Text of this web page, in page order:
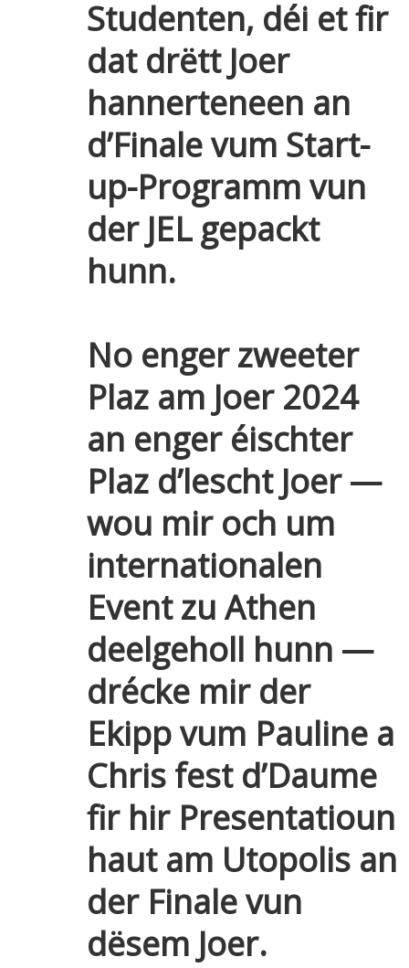
Studenten, déi et fir
dat drëtt Joer
hannerteneen an
d’Finale vum Start-
up-Programm vun
der JEL gepackt
hunn.
No enger zweeter
Plaz am Joer 2024
an enger éischter
Plaz d’lescht Joer —
wou mir och um
internationalen
Event zu Athen
deelgeholl hunn —
drécke mir der
Ekipp vum Pauline a
Chris fest d’Daume
fir hir Presentatioun
haut am Utopolis an
der Finale vun
dësem Joer.